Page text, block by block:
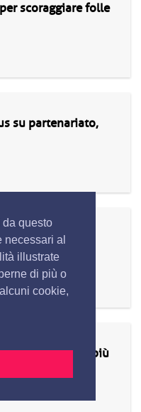
da questo
al
illustrate
di più o
cookie,
scoraggiare folle
su partenariato,
sostegno
fare di più e più